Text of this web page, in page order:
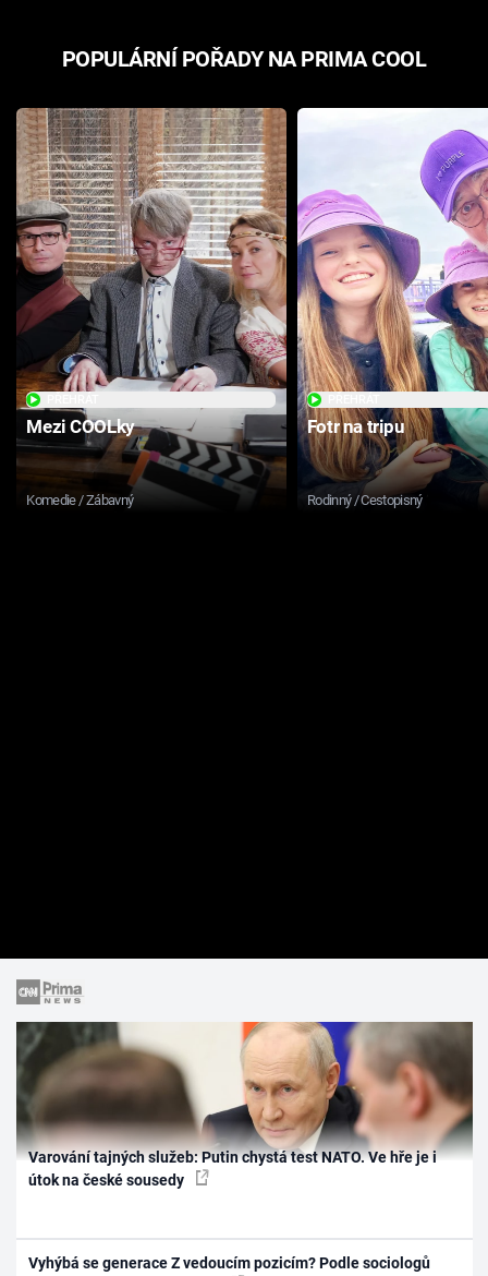
POPULÁRNÍ POŘADY NA PRIMA COOL
Mezi COOLky
Komedie / Zábavný
Fotr na tripu
Rodinný / Cestopisný
Varování tajných služeb: Putin chystá test NATO. Ve hře je i
útok na české sousedy
Vyhýbá se generace Z vedoucím pozicím? Podle sociologů